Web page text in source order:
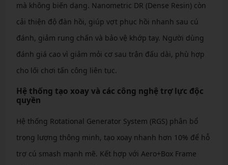
mà không biến dạng. Nanometric DR (Dense Resin) còn
cải thiện độ đàn hồi, giúp vợt phục hồi nhanh sau cú
đánh, giảm rung chấn và bảo vệ khớp tay. Người dùng
đánh giá cao vì giảm mỏi cơ sau trận đấu dài, phù hợp
cho lối chơi tấn công liên tục.
Hệ thống tạo xoay và các công nghệ trợ lực độc
quyền
Hệ thống Rotational Generator System (RGS) phân bổ
trọng lượng thông minh, tạo xoay nhanh hơn 10% để hỗ
trợ cú smash mạnh mẽ. Kết hợp với Aero+Box Frame